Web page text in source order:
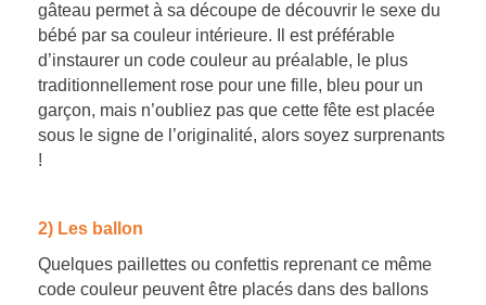
gâteau permet à sa découpe de découvrir le sexe du
bébé par sa couleur intérieure. Il est préférable
d’instaurer un code couleur au préalable, le plus
traditionnellement rose pour une fille, bleu pour un
garçon, mais n’oubliez pas que cette fête est placée
sous le signe de l’originalité, alors soyez surprenants
!
2) Les ballon
Quelques paillettes ou confettis reprenant ce même
code couleur peuvent être placés dans des ballons